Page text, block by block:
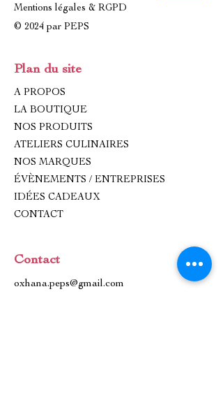
Mentions légales & RGPD
© 2024 par PEPS
Plan du site
A PROPOS
LA BOUTIQUE
NOS PRODUITS
ATELIERS CULINAIRES
NOS MARQUES
ÉVÈNEMENTS / ENTREPRISES
IDÉES CADEAUX
CONTACT
Contact
oxhana.peps@gmail.com